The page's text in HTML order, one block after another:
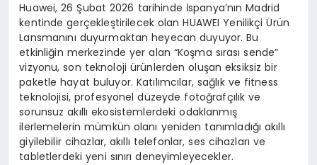
Huawei, 26 Şubat 2026 tarihinde İspanya’nın Madrid
kentinde gerçekleştirilecek olan HUAWEI Yenilikçi Ürün
Lansmanını duyurmaktan heyecan duyuyor. Bu
etkinliğin merkezinde yer alan “Koşma sırası sende”
vizyonu, son teknoloji ürünlerden oluşan eksiksiz bir
paketle hayat buluyor. Katılımcılar, sağlık ve fitness
teknolojisi, profesyonel düzeyde fotoğrafçılık ve
sorunsuz akıllı ekosistemlerdeki odaklanmış
ilerlemelerin mümkün olanı yeniden tanımladığı akıllı
giyilebilir cihazlar, akıllı telefonlar, ses cihazları ve
tabletlerdeki yeni sınırı deneyimleyecekler.